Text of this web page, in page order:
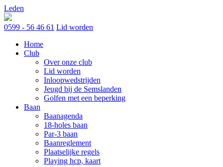
Skip
to
content
Leden
0599 - 56 46 61 Lid worden
Home
Club
Over onze club
Lid worden
Inloopwedstrijden
Jeugd bij de Semslanden
Golfen met een beperking
Baan
Baanagenda
18-holes baan
Par-3 baan
Baanreglement
Plaatselijke regels
Playing hcp, kaart